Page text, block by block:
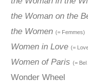
the Woman on the
the Women (= Femmes)
Women in Love (=
Women of Paris (= Bel
Wonder Wheel